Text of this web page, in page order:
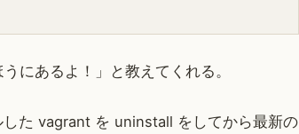
にあるよ！」と教えてくれる。
た vagrant を uninstall をしてから最新の